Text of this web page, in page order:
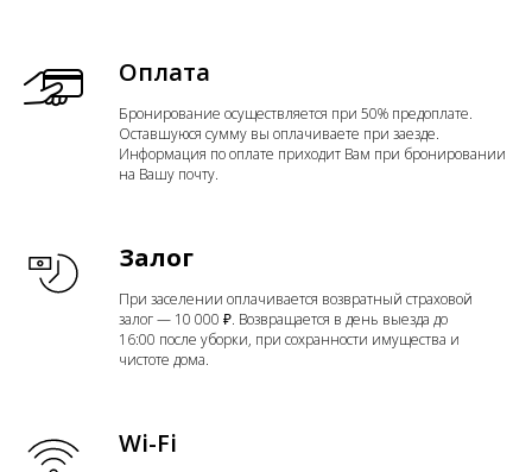
Оплата
Бронирование осуществляется при 50% предоплате.
Оставшуюся сумму вы оплачиваете при заезде.
Информация по оплате приходит Вам при бронировании
на Вашу почту.
Залог
При заселении оплачивается возвратный страховой
залог — 10 000 ₽. Возвращается в день выезда до
16:00 после уборки, при сохранности имущества и
чистоте дома.
Wi-Fi